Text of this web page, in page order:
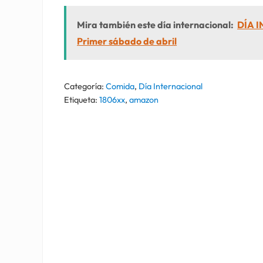
Mira también este día internacional: DÍA
Primer sábado de abril
Categoría:Comida, Día Internacional
Etiqueta:1806xx,amazon